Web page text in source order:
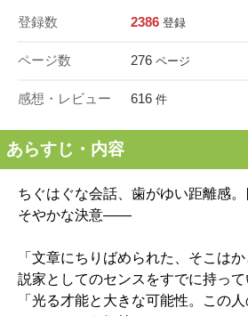
登録数 2386 登録
ページ数 276 ページ
感想・レビュー 616 件
あらすじ・内容
ちぐはぐな会話、歯がゆい距離感
そやかな決意――
「文章にちりばめられた、そこは
説家としてのセンスをすでに持っ
「光る才能と大きな可能性。この